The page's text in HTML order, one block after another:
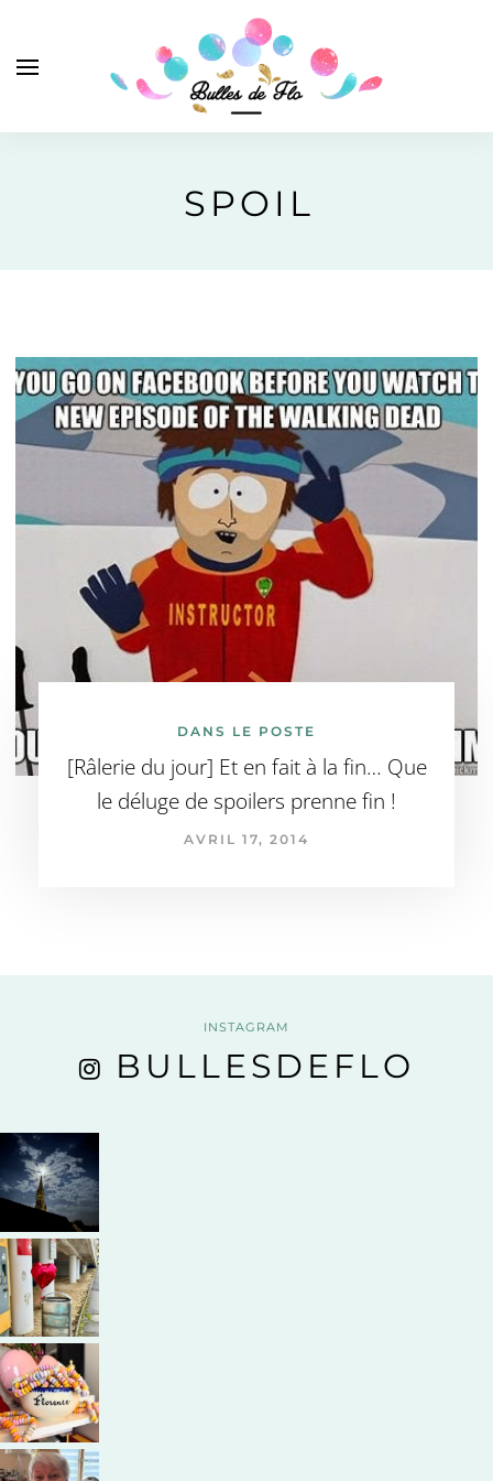
SPOIL
DANS LE POSTE
[Râlerie du jour] Et en fait à la fin… Que
le déluge de spoilers prenne fin !
AVRIL 17, 2014
INSTAGRAM
BULLESDEFLO